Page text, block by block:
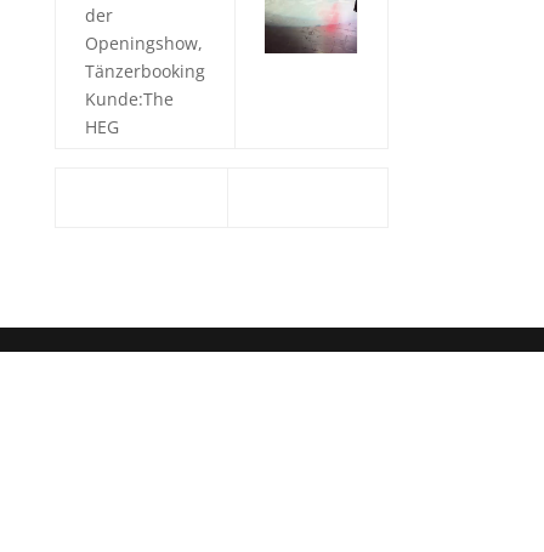
der
Openingshow,
Tänzerbooking
Kunde:The
HEG